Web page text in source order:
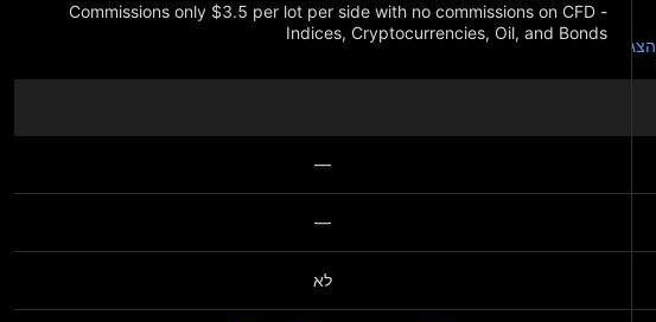
הצג עוד
- Commissions only $3.5 per lot per side with no commissions on CFD
Indices, Cryptocurrencies, Oil, and Bonds
—
—
לא